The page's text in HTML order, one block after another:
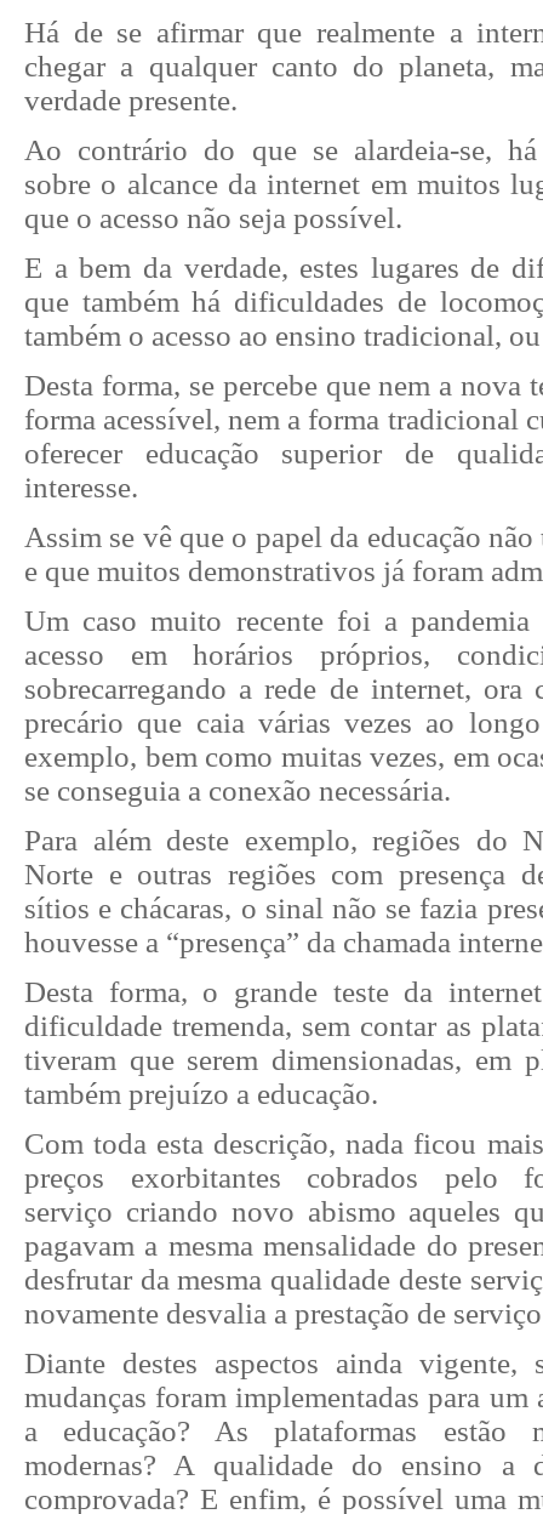
Há de se afirmar que realmente a
chegar a qualquer canto do planeta,
verdade presente.
Ao contrário do que se alardeia-se,
sobre o alcance da internet em muitos
que o acesso não seja possível.
E a bem da verdade, estes lugares de
que também há dificuldades de
também o acesso ao ensino tradicional,
Desta forma, se percebe que nem a nova
forma acessível, nem a forma tradicional
oferecer educação superior de
interesse.
Assim se vê que o papel da educação
e que muitos demonstrativos já foram
Um caso muito recente foi a
acesso em horários próprios,
sobrecarregando a rede de internet, ora
precário que caia várias vezes ao
exemplo, bem como muitas vezes, em
se conseguia a conexão necessária.
Para além deste exemplo, regiões do
Norte e outras regiões com presença
sítios e chácaras, o sinal não se fazia
houvesse a “presença” da chamada
Desta forma, o grande teste da
dificuldade tremenda, sem contar as
tiveram que serem dimensionadas, em
também prejuízo a educação.
Com toda esta descrição, nada ficou
preços exorbitantes cobrados pelo
serviço criando novo abismo aqueles
pagavam a mesma mensalidade do
desfrutar da mesma qualidade deste
novamente desvalia a prestação de
Diante destes aspectos ainda vigente,
mudanças foram implementadas para um
a educação? As plataformas estão
modernas? A qualidade do ensino a
comprovada? E enfim, é possível uma